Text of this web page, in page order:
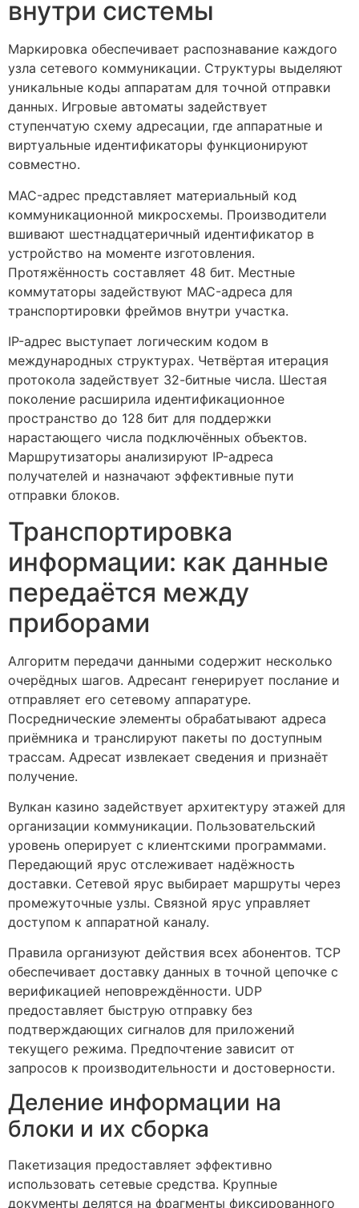
внутри системы
Маркировка обеспечивает распознавание каждого
узла сетевого коммуникации. Структуры выделяют
уникальные коды аппаратам для точной отправки
данных. Игровые автоматы задействует
ступенчатую схему адресации, где аппаратные и
виртуальные идентификаторы функционируют
совместно.
MAC-адрес представляет материальный код
коммуникационной микросхемы. Производители
вшивают шестнадцатеричный идентификатор в
устройство на моменте изготовления.
Протяжённость составляет 48 бит. Местные
коммутаторы задействуют MAC-адреса для
транспортировки фреймов внутри участка.
IP-адрес выступает логическим кодом в
международных структурах. Четвёртая итерация
протокола задействует 32-битные числа. Шестая
поколение расширила идентификационное
пространство до 128 бит для поддержки
нарастающего числа подключённых объектов.
Маршрутизаторы анализируют IP-адреса
получателей и назначают эффективные пути
отправки блоков.
Транспортировка
информации: как данные
передаётся между
приборами
Алгоритм передачи данными содержит несколько
очерёдных шагов. Адресант генерирует послание и
отправляет его сетевому аппаратуре.
Посреднические элементы обрабатывают адреса
приёмника и транслируют пакеты по доступным
трассам. Адресат извлекает сведения и признаёт
получение.
Вулкан казино задействует архитектуру этажей для
организации коммуникации. Пользовательский
уровень оперирует с клиентскими программами.
Передающий ярус отслеживает надёжность
доставки. Сетевой ярус выбирает маршруты через
промежуточные узлы. Связной ярус управляет
доступом к аппаратной каналу.
Правила организуют действия всех абонентов. TCP
обеспечивает доставку данных в точной цепочке с
верификацией неповреждённости. UDP
предоставляет быструю отправку без
подтверждающих сигналов для приложений
текущего режима. Предпочтение зависит от
запросов к производительности и достоверности.
Деление информации на
блоки и их сборка
Пакетизация предоставляет эффективно
использовать сетевые средства. Крупные
документы делятся на фрагменты фиксированного